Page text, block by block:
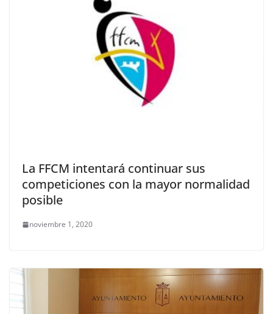
La FFCM intentará continuar sus
competiciones con la mayor normalidad
posible
noviembre 1, 2020